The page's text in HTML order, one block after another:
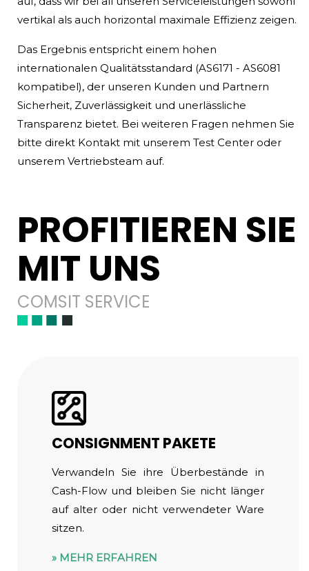
vertikal als auch horizontal maximale Effizienz zeigen.
Das Ergebnis entspricht einem hohen
internationalen Qualitätsstandard (AS6171 - AS6081
kompatibel), der unseren Kunden und Partnern
Sicherheit, Zuverlässigkeit und unerlässliche
Transparenz bietet. Bei weiteren Fragen nehmen Sie
bitte direkt Kontakt mit unserem Test Center oder
unserem Vertriebsteam auf.
PROFITIEREN SIE
MIT UNS
COMSIT SERVICE
CONSIGNMENT PAKETE
Verwandeln Sie ihre Überbestände in
Cash-Flow und bleiben Sie nicht länger
auf alter oder nicht verwendeter Ware
sitzen.
MEHR ERFAHREN